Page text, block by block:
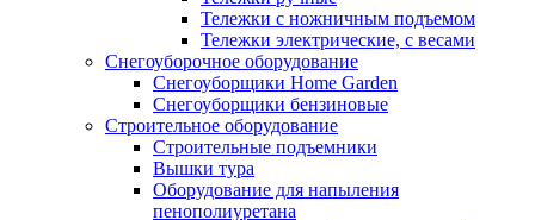
Тележки с ножничным подъемом
Тележки электрические, с весами
Снегоуборочное оборудование
Снегоуборщики Home Garden
Снегоуборщики бензиновые
Строительное оборудование
Cтроительные подъемники
Вышки тура
Оборудование для напыления
пенополиуретана